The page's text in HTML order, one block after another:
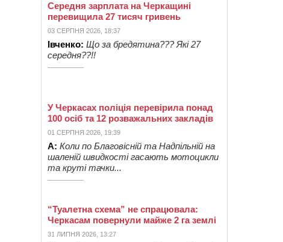
Середня зарплата на Черкащині
перевищила 27 тисяч гривень
03 СЕРПНЯ 2026, 18:37
Івченко: Що за бредятина??? Які 27
середня??!!
У Черкасах поліція перевірила понад
100 осіб та 12 розважальних закладів
01 СЕРПНЯ 2026, 19:39
А: Коли по Благовісній та Надпільній на
шаленій швидкості гасають мотоцикли
та круті тачки...
“Туалетна схема” не спрацювала:
Черкасам повернули майже 2 га землі
31 ЛИПНЯ 2026, 13:27